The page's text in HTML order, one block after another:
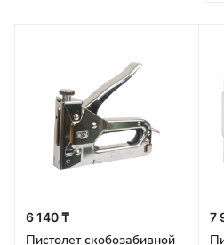
6 140 ₸
Пистолет скобозабивной
7